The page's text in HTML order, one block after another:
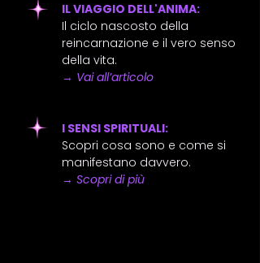
IL VIAGGIO DELL'ANIMA:
Il ciclo nascosto della
reincarnazione e il vero senso
della vita.
→ Vai all’articolo
I SENSI SPIRITUALI:
Scopri cosa sono e come si
manifestano davvero.
→ Scopri di più